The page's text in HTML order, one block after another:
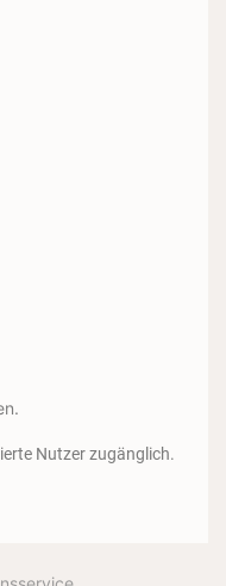
Nutzer zugänglich.